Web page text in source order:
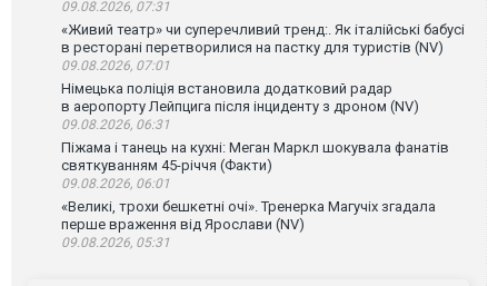
09.08.2026, 07:31
«Живий театр» чи суперечливий тренд:. Як італійські бабусі
в ресторані перетворилися на пастку для туристів (NV)
09.08.2026, 07:01
Німецька поліція встановила додатковий радар
в аеропорту Лейпцига після інциденту з дроном (NV)
09.08.2026, 06:31
Піжама і танець на кухні: Меган Маркл шокувала фанатів
святкуванням 45-річчя (Факти)
09.08.2026, 06:01
«Великі, трохи бешкетні очі». Тренерка Магучіх згадала
перше враження від Ярослави (NV)
09.08.2026, 05:31